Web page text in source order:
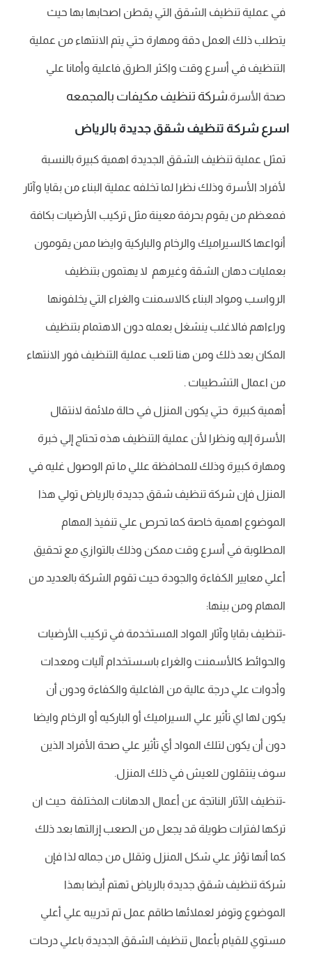
في عملية تنظيف الشقق التي يقطن اصحابها بها حيث
يتطلب ذلك العمل دقة ومهارة حتي يتم الانتهاء من عملية
التنظيف في أسرع وقت واكثر الطرق فاعلية وأمانا علي
صحة الأسرة.شركة تنظيف مكيفات بالمجمعه
اسرع شركة تنظيف شقق جديدة بالرياض
تمثل عملية تنظيف الشقق الجديدة اهمية كبيرة بالنسبة
لأفراد الأسرة وذلك نظرا لما تخلفه عملية البناء من بقايا وآثار
فمعظم من يقوم بحرفة معينة مثل تركيب الأرضيات بكافة
أنواعها كالسيراميك والرخام والباركية وايضا ممن يقومون
بعمليات دهان الشقة وغيرهم لا يهتمون بتنظيف
الرواسب ومواد البناء كالاسمنت والغراء التي يخلفونها
وراءاهم فالاغلب ينشغل بعمله دون الاهتمام بتنظيف
المكان بعد ذلك ومن هنا تلعب عملية التنظيف فور الانتهاء
من اعمال التشطيبات .
أهمية كبيرة حتي يكون المنزل في حالة ملائمة لانتقال
الأسرة إليه ونظرا لأن عملية التنظيف هذه تحتاج إلي خبرة
ومهارة كبيرة وذلك للمحافظة عللي ما تم الوصول غليه في
المنزل فإن شركة تنظيف شقق جديدة بالرياض تولي هذا
الموضوع اهمية خاصة كما تحرص علي تنفيذ المهام
المطلوبة في أسرع وقت ممكن وذلك بالتوازي مع تحقيق
أعلي معايير الكفاءة والجودة حيث تقوم الشركة بالعديد من
المهام ومن بينها:
-تنظيف بقايا وآثار المواد المستخدمة في تركيب الأرضيات
والحوائط كالأسمنت والغراء باسستخدام آليات ومعدات
وأدوات علي درجة عالية من الفاعلية والكفاءة ودون أن
يكون لها اي تأثير علي السيراميك أو الباركيه أو الرخام وايضا
دون أن يكون لتلك المواد أي تأثير علي صحة الأفراد الذين
سوف ينتقلون للعيش في ذلك المنزل.
-تنظيف الآثار الناتجة عن أعمال الدهانات المختلفة حيث ان
تركها لفترات طويلة قد يجعل من الصعب إزالتها بعد ذلك
كما أنها تؤثر علي شكل المنزل وتقلل من جماله لذا فإن
شركة تنظيف شقق جديدة بالرياض تهتم أيضا بهذا
الموضوع وتوفر لعملائها طاقم عمل تم تدريبه علي أعلي
مستوي للقيام بأعمال تنظيف الشقق الجديدة باعلي درحات